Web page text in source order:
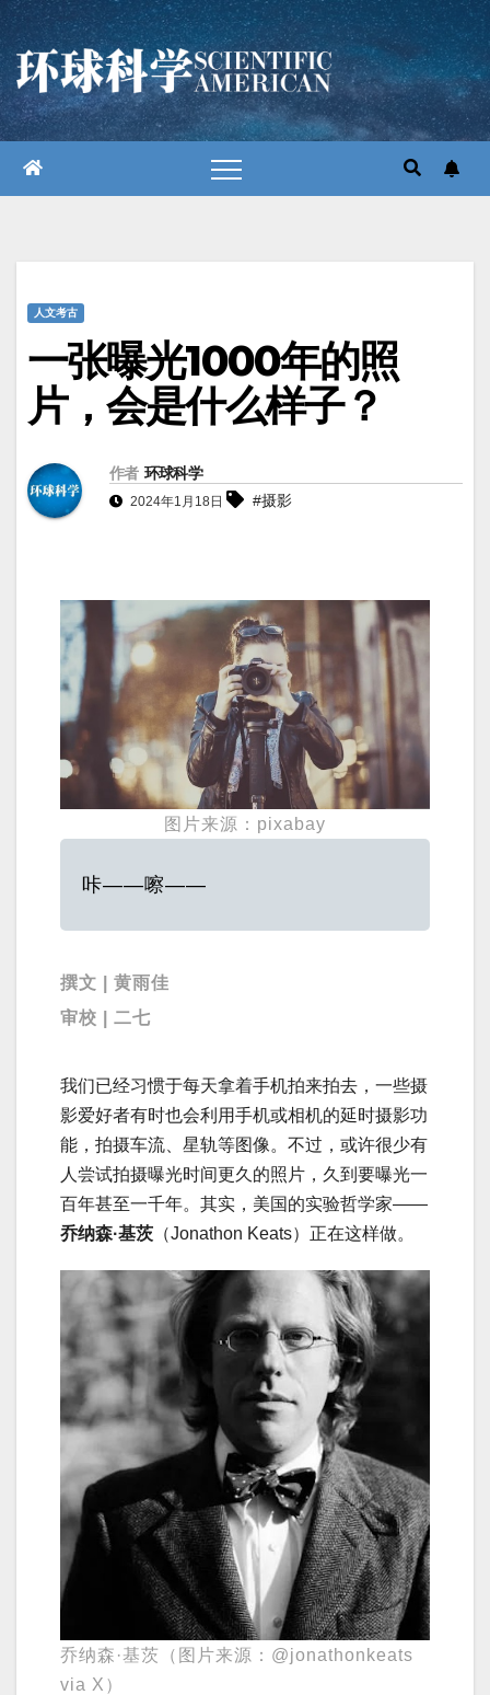
跳
至
内
容
人文考古
一张曝光1000年的照
片，会是什么样子？
作者 环球科学
2024年1月18日 #摄影
图片来源：pixabay
咔——嚓——
撰文 | 黄雨佳
审校 | 二七
我们已经习惯于每天拿着手机拍来拍去，一些摄
影爱好者有时也会利用手机或相机的延时摄影功
能，拍摄车流、星轨等图像。不过，或许很少有
人尝试拍摄曝光时间更久的照片，久到要曝光一
百年甚至一千年。其实，美国的实验哲学家——
乔纳森·基茨 （Jonathon Keats）正在这样做。
乔纳森·基茨（图片来源：@jonathonkeats
via X）